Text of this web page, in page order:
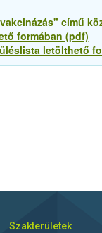
című
formában (pdf)
letölthető
Szakterületek